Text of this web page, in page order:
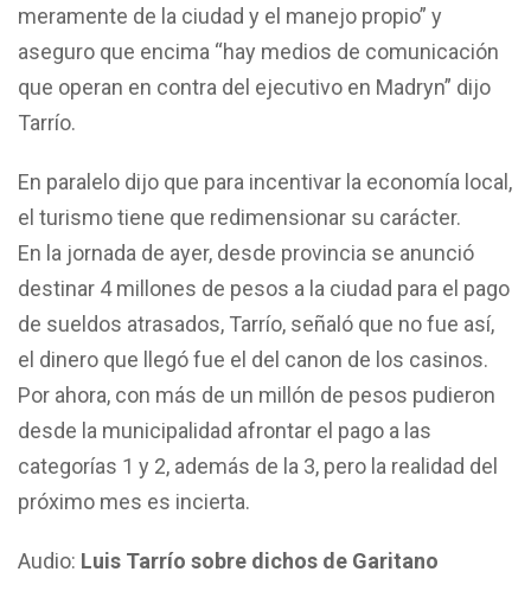
meramente de la ciudad y el manejo propio” y
aseguro que encima “hay medios de comunicación
que operan en contra del ejecutivo en Madryn” dijo
Tarrío.
En paralelo dijo que para incentivar la economía local,
el turismo tiene que redimensionar su carácter.
En la jornada de ayer, desde provincia se anunció
destinar 4 millones de pesos a la ciudad para el pago
de sueldos atrasados, Tarrío, señaló que no fue así,
el dinero que llegó fue el del canon de los casinos.
Por ahora, con más de un millón de pesos pudieron
desde la municipalidad afrontar el pago a las
categorías 1 y 2, además de la 3, pero la realidad del
próximo mes es incierta.
Audio: Luis Tarrío sobre dichos de Garitano